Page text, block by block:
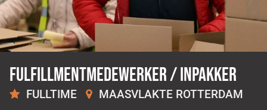
Fulfillmentmedewerker / Inpakker
FULLTIME MAASVLAKTE ROTTERDAM